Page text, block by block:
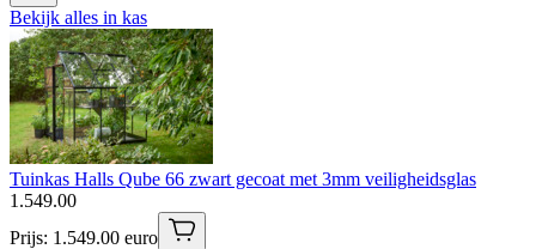
Bekijk alles in kas
Tuinkas Halls Qube 66 zwart gecoat met 3mm veiligheidsglas
1 .549.00
Prijs: 1.549.00 euro